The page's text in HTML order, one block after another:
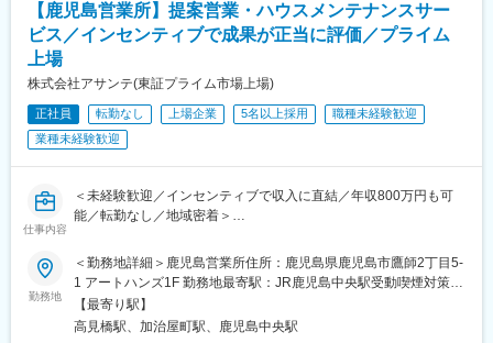
・年間休日121日／土日祝日休み
・平均残業時間：28.6時間（2025年度）
・定年65歳（1年毎の再雇用制度有り）
・58歳以上を対象としたライフプランセミナーの実施
・2016年から働き方改革に向けた取り組みを強化
■入社後について：
入社時は契約社員としてスタートしますが、1年後に正社員の登用
制度がございます。
当社はキャリア採用者向けの入社時教育を実施しております。ま
たキャリアアップ支援や資格取得支援（資格取得費用の補助や奨
励金の支給など）や
、職種・階層に応じた研修の実施など充実したキャリア形成支援
【鹿児島営業所】提案営業・ハウスメンテナンスサー
ビス／インセンティブで成果が正当に評価／プライム
上場
株式会社アサンテ(東証プライム市場上場)
正社員 転勤なし 上場企業 5名以上採用
職種未経験歓迎
業種未経験歓迎
仕事内容
＜未経験歓迎／インセンティブで収入に直結／年収800万円も可
能／転勤なし／地域密着＞
営業経験や業界知識は一切不問。成果が正当に評価され、毎月の
インセンティブとして収入に反映される仕組みがあるため、「実
績の分だけ稼ぎたい」「営業で自分の可能性を広げたい」という
想いを形にできます。信頼性の高い商材と手厚い育成体制のも
と、未経験から営業として成長できる環境です。
勤務地
＜勤務地詳細＞鹿児島営業所住所：鹿児島県鹿児島市鷹師2丁目5-
1 アートハンズ1F 勤務地最寄駅：JR鹿児島中央駅受動喫煙対策：
屋内全面禁煙変更の範囲：会社の定める事業所
【最寄り駅】
高見橋駅、加治屋町駅、鹿児島中央駅